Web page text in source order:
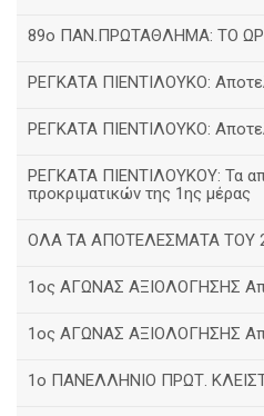
89ο ΠΑΝ.ΠΡΩΤΑΘΛΗΜΑ: ΤΟ
ΡΕΓΚΑΤΑ ΠΙΕΝΤΙΛΟΥΚΟ:
ΡΕΓΚΑΤΑ ΠΙΕΝΤΙΛΟΥΚΟ:
ΡΕΓΚΑΤΑ ΠΙΕΝΤΙΛΟΥΚΟΥ: Τα
προκριματικών της 1ης μέρας
ΟΛΑ ΤΑ ΑΠΟΤΕΛΕΣΜΑΤΑ ΤΟΥ
1ος ΑΓΩΝΑΣ ΑΞΙΟΛΟΓΗΣΗΣ
1ος ΑΓΩΝΑΣ ΑΞΙΟΛΟΓΗΣΗΣ
1ο ΠΑΝΕΛΛΗΝΙΟ ΠΡΩΤ.